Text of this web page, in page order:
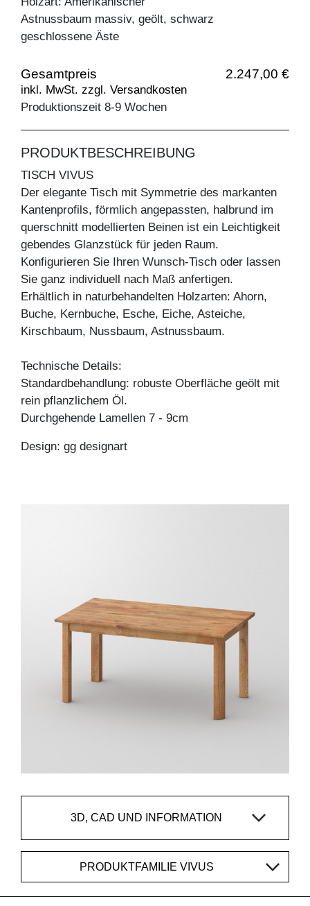
Astnussbaum massiv, geölt, schwarz
geschlossene Äste
Gesamtpreis 2.247,00 €
inkl. MwSt. zzgl. Versandkosten
Produktionszeit 8-9 Wochen
PRODUKTBESCHREIBUNG
TISCH VIVUS
Der elegante Tisch mit Symmetrie des markanten
Kantenprofils, förmlich angepassten, halbrund im
querschnitt modellierten Beinen ist ein Leichtigkeit
gebendes Glanzstück für jeden Raum.
Konfigurieren Sie Ihren Wunsch-Tisch oder lassen
Sie ganz individuell nach Maß anfertigen.
Erhältlich in naturbehandelten Holzarten: Ahorn,
Buche, Kernbuche, Esche, Eiche, Asteiche,
Kirschbaum, Nussbaum, Astnussbaum.
Technische Details:
Standardbehandlung: robuste Oberfläche geölt mit
rein pflanzlichem Öl.
Durchgehende Lamellen 7 - 9cm
Design: gg designart
3D, CAD UND INFORMATION
PRODUKTFAMILIE VIVUS